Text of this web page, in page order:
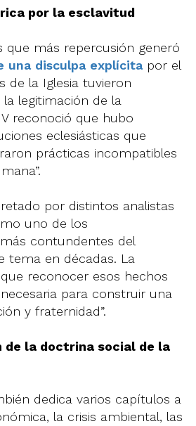
por la esclavitud
que más repercusión generó
una disculpa explícitapor el
de la Iglesia tuvieron
legitimación de la
reconoció que hubo
eclesiásticas que
prácticas incompatibles
por distintos analistas
uno de los
contundentes del
tema en décadas. La
reconocer esos hechos
para construir una
y fraternidad”.
de la doctrina social de la
dedica varios capítulos a
la crisis ambiental, las